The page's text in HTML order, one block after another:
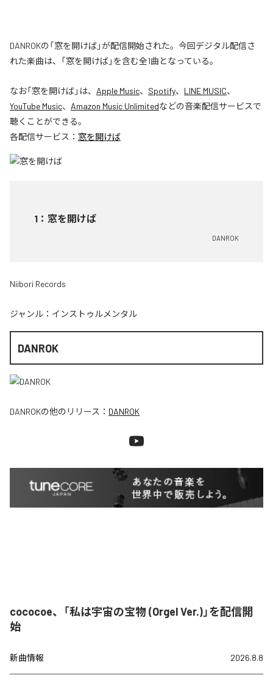
DANROKの「窓を開けば」が配信開始された。今回デジタル配信さ
れた楽曲は、「窓を開けば」を含む全1曲となっている。
なお「窓を開けば」は、 Apple Music、 Spotify、 LINE MUSIC、
YouTube Music、 Amazon Music Unlimitedなどの音楽配信サービスで
聴くことができる。
各配信サービス： 窓を開けば
1 ： 窓を開けば
DANROK
Niibori Records
ジャンル： インストゥルメンタル
DANROK
DANROKの他のリリース： DANROK
cococoe、「私は宇宙の宝物 (Orgel Ver.)」を配信開
始
新曲情報 2026.8.8